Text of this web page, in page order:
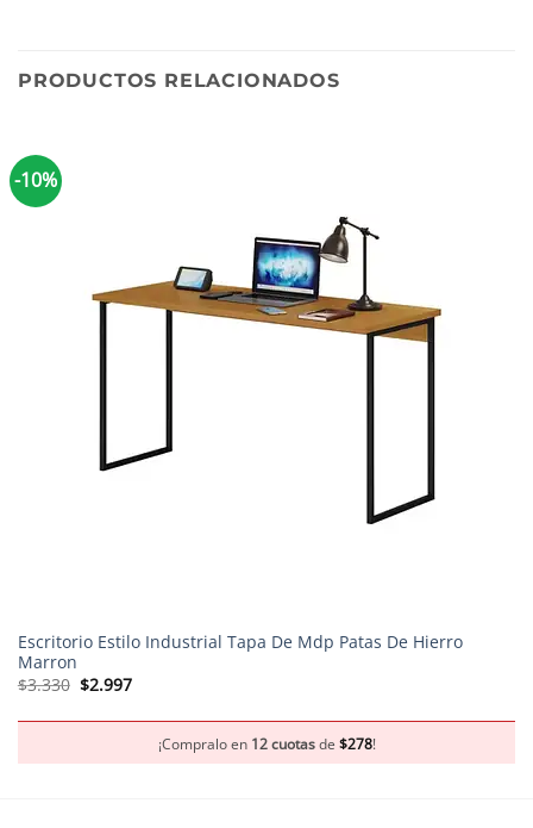
PRODUCTOS RELACIONADOS
-10%
Escritorio Estilo Industrial Tapa De Mdp Patas De Hierro
Marron
$3.330 El
precio
era:
$2.997El
es:
$2.997.
¡Compralo en 12 cuotasde $278!